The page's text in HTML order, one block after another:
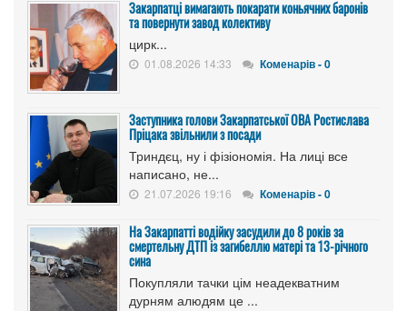
Закарпатці вимагають покарати коньячних баронів
та повернути завод колективу
цирк...
01.08.2026 14:33 Коменарів - 0
Заступника голови Закарпатської ОВА Ростислава
Пріцака звільнили з посади
Триндєц, ну і фізіономія. На лиці все
написано, не...
21.07.2026 19:16 Коменарів - 0
На Закарпатті водійку засудили до 8 років за
смертельну ДТП із загибеллю матері та 13-річного
сина
Покупляли тачки цім неадекватним
дурням алюдям це ...